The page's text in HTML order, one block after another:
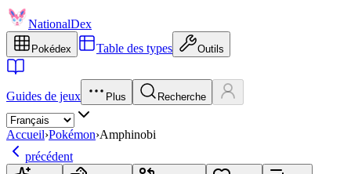
NationalDex
Pokédex Table des types Outils
Guides de jeux Plus Recherche
Accueil›Pokémon›Amphinobi
précédent